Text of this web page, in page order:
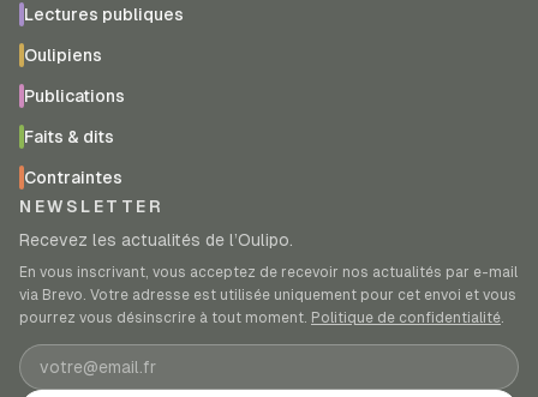
Lectures publiques
Oulipiens
Publications
Faits & dits
Contraintes
NEWSLETTER
Recevez les actualités de l’Oulipo.
En vous inscrivant, vous acceptez de recevoir nos actualités par e-mail
via Brevo. Votre adresse est utilisée uniquement pour cet envoi et vous
pourrez vous désinscrire à tout moment. Politique de confidentialité.
Adresse e-mail